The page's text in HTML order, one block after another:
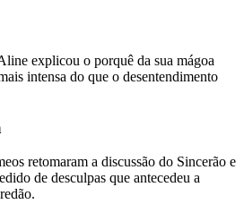
explicou o porquê da sua mágoa
intensa do que o desentendimento
retomaram a discussão do Sincerão e
de desculpas que antecedeu a